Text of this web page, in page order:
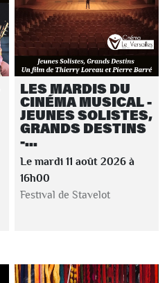
LES MARDIS DU
CINÉMA MUSICAL -
JEUNES SOLISTES,
GRANDS DESTINS
-...
Le mardi 11 août 2026 à
16h00
Festival de Stavelot